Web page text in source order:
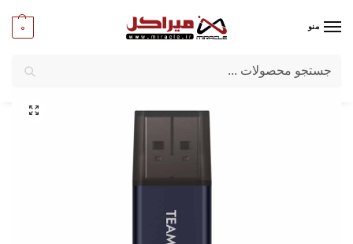
منو 0
میراکل/کامپیوتر/قطعات جانبی